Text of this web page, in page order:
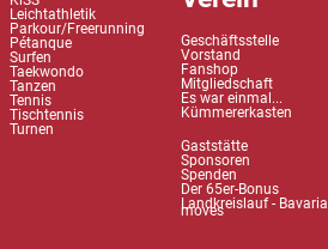
Leichtathletik
Parkour/Freerunning
Pétanque
Surfen
Taekwondo
Tanzen
Tennis
Tischtennis
Turnen
Geschäftsstelle
Vorstand
Fanshop
Mitgliedschaft
Es war einmal...
Kümmererkasten
Gaststätte
Sponsoren
Spenden
Der 65er-Bonus
Landkreislauf - Bavaria
moves